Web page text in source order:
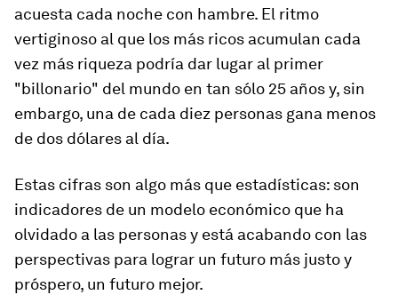
acuesta cada noche con hambre. El ritmo
vertiginoso al que los más ricos acumulan cada
vez más riqueza podría dar lugar al primer
"billonario" del mundo en tan sólo 25 años y, sin
embargo, una de cada diez personas gana menos
de dos dólares al día.
Estas cifras son algo más que estadísticas: son
indicadores de un modelo económico que ha
olvidado a las personas y está acabando con las
perspectivas para lograr un futuro más justo y
próspero, un futuro mejor.